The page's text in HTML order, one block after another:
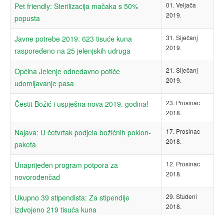
Pet friendly: Sterilizacija mačaka s 50%
popusta
01. Veljača
2019.
Javne potrebe 2019: 623 tisuće kuna
raspoređeno na 25 jelenjskih udruga
31. Siječanj
2019.
Općina Jelenje odnedavno potiče
udomljavanje pasa
21. Siječanj
2019.
Čestit Božić i uspješna nova 2019. godina!
23. Prosinac
2018.
Najava: U četvrtak podjela božićnih poklon-
paketa
17. Prosinac
2018.
Unaprijeđen program potpora za
novorođenčad
12. Prosinac
2018.
Ukupno 39 stipendista: Za stipendije
izdvojeno 219 tisuća kuna
29. Studeni
2018.